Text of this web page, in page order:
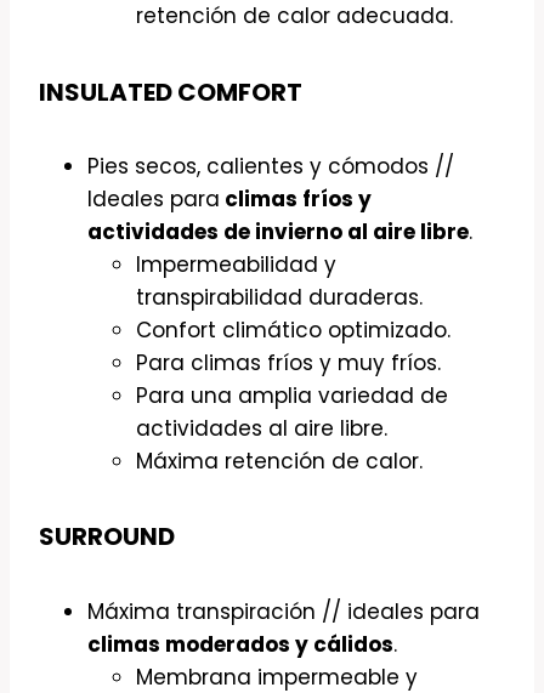
retención de calor adecuada.
INSULATED COMFORT
Pies secos, calientes y cómodos //
Ideales para climas fríos y
actividades de invierno al aire libre.
Impermeabilidad y
transpirabilidad duraderas.
Confort climático optimizado.
Para climas fríos y muy fríos.
Para una amplia variedad de
actividades al aire libre.
Máxima retención de calor.
SURROUND
Máxima transpiración // ideales para
climas moderados y cálidos.
Membrana impermeable y